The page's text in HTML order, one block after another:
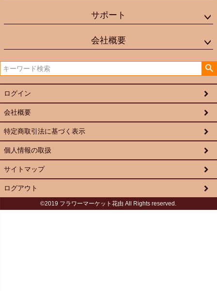
サポート
会社概要
ログイン
会社概要
特定商取引法に基づく表示
個人情報の取扱
サイトマップ
ログアウト
©2019 フラワーマーケット花由 All Rights reserved.